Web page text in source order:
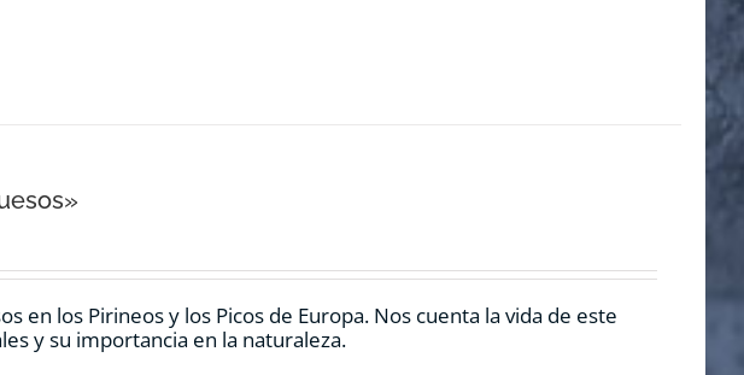
en los Pirineos y los Picos de Europa. Nos cuenta la vida de este
y su importancia en la naturaleza.